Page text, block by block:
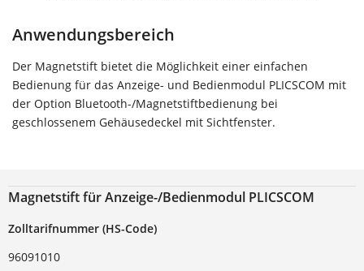
Anwendungsbereich
Der Magnetstift bietet die Möglichkeit einer einfachen
Bedienung für das Anzeige- und Bedienmodul PLICSCOM mit
der Option Bluetooth-/Magnetstiftbedienung bei
geschlossenem Gehäusedeckel mit Sichtfenster.
Magnetstift für Anzeige-/Bedienmodul PLICSCOM
Zolltarifnummer (HS-Code)
96091010